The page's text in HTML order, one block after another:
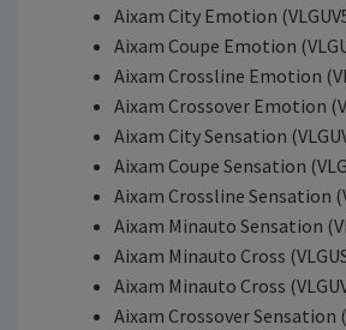
Aixam City Emotion
Aixam Coupe Emotion
Aixam Crossline Emotion
Aixam Crossover Emotion
Aixam City Sensation
Aixam Coupe Sensation
Aixam Crossline Sensation
Aixam Minauto Sensation
Aixam Minauto Cross
Aixam Minauto Cross
Aixam Crossover Sensation